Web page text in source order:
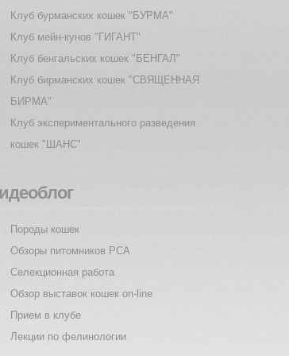
Клуб бурманских кошек "БУРМА"
Клуб мейн-кунов "ГИГАНТ"
Клуб бенгальских кошек "БЕНГАЛ"
Клуб бирманских кошек "СВЯЩЕННАЯ
БИРМА"
Клуб экспериментального разведения
кошек "ШАНС"
Породы кошек
Обзоры питомников PCA
Селекционная работа
Обзор выставок кошек on-line
Прием в клубе
Лекции по фелинологии